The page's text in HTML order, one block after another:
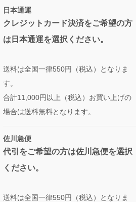
日本通運
クレジットカード決済をご希望の方
は日本通運を選択ください。
送料は全国一律550円（税込）となりま
す。
合計11,000円以上（税込）お買い上げの
場合は送料無料となります。
佐川急便
代引をご希望の方は佐川急便を選択
ください。
送料は全国一律550円（税込）となりま